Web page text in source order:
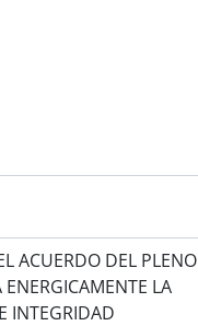
ACUERDO DEL PLENO
LA
INTEGRIDAD